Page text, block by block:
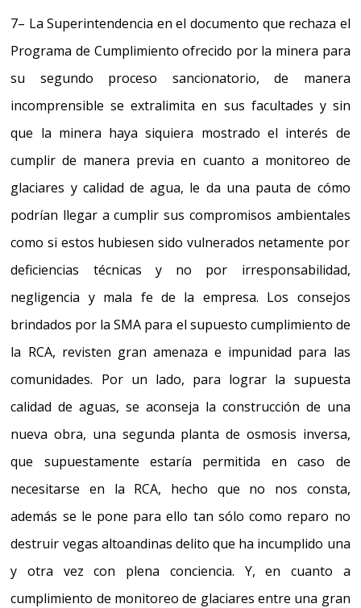
7– La Superintendencia en el documento que rechaza el
Programa de Cumplimiento ofrecido por la minera para
su segundo proceso sancionatorio, de manera
incomprensible se extralimita en sus facultades y sin
que la minera haya siquiera mostrado el interés de
cumplir de manera previa en cuanto a monitoreo de
glaciares y calidad de agua, le da una pauta de cómo
podrían llegar a cumplir sus compromisos ambientales
como si estos hubiesen sido vulnerados netamente por
deficiencias técnicas y no por irresponsabilidad,
negligencia y mala fe de la empresa. Los consejos
brindados por la SMA para el supuesto cumplimiento de
la RCA, revisten gran amenaza e impunidad para las
comunidades. Por un lado, para lograr la supuesta
calidad de aguas, se aconseja la construcción de una
nueva obra, una segunda planta de osmosis inversa,
que supuestamente estaría permitida en caso de
necesitarse en la RCA, hecho que no nos consta,
además se le pone para ello tan sólo como reparo no
destruir vegas altoandinas delito que ha incumplido una
y otra vez con plena conciencia. Y, en cuanto a
cumplimiento de monitoreo de glaciares entre una gran